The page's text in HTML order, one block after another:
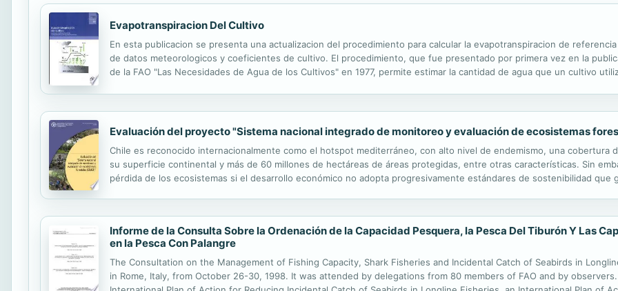
Evapotranspiracion Del Cultivo
En esta publicacion se presenta una actualizacion del procedimiento para calcular la evapotranspiracion de
de datos meteorologicos y coeficientes de cultivo. El procedimiento, que fue presentado por primera vez en la
de la FAO "Las Necesidades de Agua de los Cultivos" en 1977, permite estimar la cantidad de agua que un cultivo
Evaluación del proyecto "Sistema nacional integrado de monitoreo y evaluación de ecosistemas
Chile es reconocido internacionalmente como el hotspot mediterráneo, con alto nivel de endemismo, una cobertura
su superficie continental y más de 60 millones de hectáreas de áreas protegidas, entre otras características. Sin
pérdida de los ecosistemas si el desarrollo económico no adopta progresivamente estándares de sostenibilidad que
Informe de la Consulta Sobre la Ordenación de la Capacidad Pesquera, la Pesca Del Tiburón Y Las
en la Pesca Con Palangre
The Consultation on the Management of Fishing Capacity, Shark Fisheries and Incidental Catch of Seabirds in
in Rome, Italy, from October 26-30, 1998. It was attended by delegations from 80 members of FAO and by